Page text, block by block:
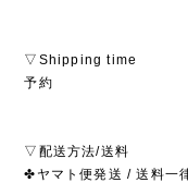
▽Shipping time
予約
▽配送方法/送料
✤ヤマト便発送 / 送料